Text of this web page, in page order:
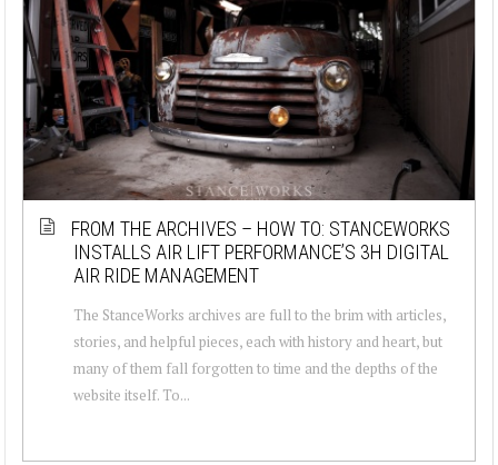
FROM THE ARCHIVES – HOW TO: STANCEWORKS
INSTALLS AIR LIFT PERFORMANCE’S 3H DIGITAL
AIR RIDE MANAGEMENT
The StanceWorks archives are full to the brim with articles,
stories, and helpful pieces, each with history and heart, but
many of them fall forgotten to time and the depths of the
website itself. To...